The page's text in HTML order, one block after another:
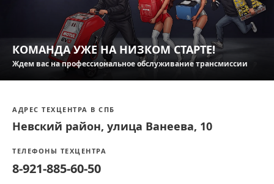
КОМАНДА УЖЕ НА НИЗКОМ СТАРТЕ!
Ждем вас на профессиональное обслуживание трансмиссии
АДРЕС ТЕХЦЕНТРА В СПБ
Невский район, улица Ванеева, 10
ТЕЛЕФОНЫ ТЕХЦЕНТРА
8-921-885-60-50